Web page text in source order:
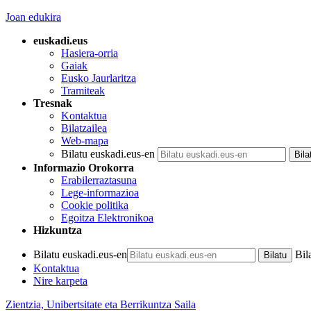
Joan edukira
euskadi.eus
Hasiera-orria
Gaiak
Eusko Jaurlaritza
Tramiteak
Tresnak
Kontaktua
Bilatzailea
Web-mapa
Bilatu euskadi.eus-en
Informazio Orokorra
Erabilerraztasuna
Lege-informazioa
Cookie politika
Egoitza Elektronikoa
Hizkuntza
Bilatu euskadi.eus-en
Kontaktua
Nire karpeta
Zientzia, Unibertsitate eta Berrikuntza Saila